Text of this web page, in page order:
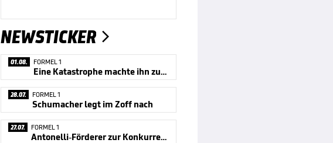
NEWSTICKER 
01.08. FORMEL 1
Eine Katastrophe machte ihn zum Mythos
28.07. FORMEL 1
Schumacher legt im Zoff nach
27.07. FORMEL 1
Antonelli-Förderer zur Konkurrenz